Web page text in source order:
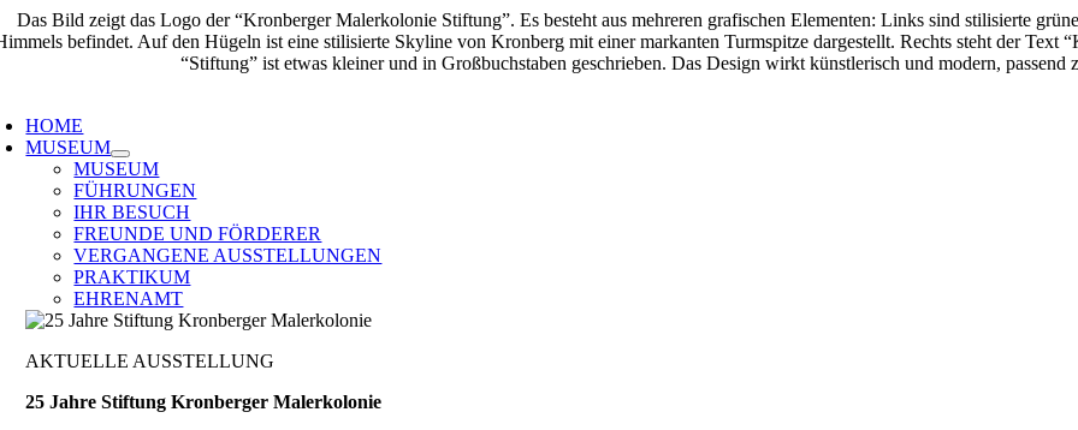
Zum
Inhalt
HOME
MUSEUM
MUSEUM
FÜHRUNGEN
IHR BESUCH
FREUNDE UND FÖRDERER
VERGANGENE AUSSTELLUNGEN
PRAKTIKUM
EHRENAMT
AKTUELLE AUSSTELLUNG
25 Jahre Stiftung Kronberger Malerkolonie